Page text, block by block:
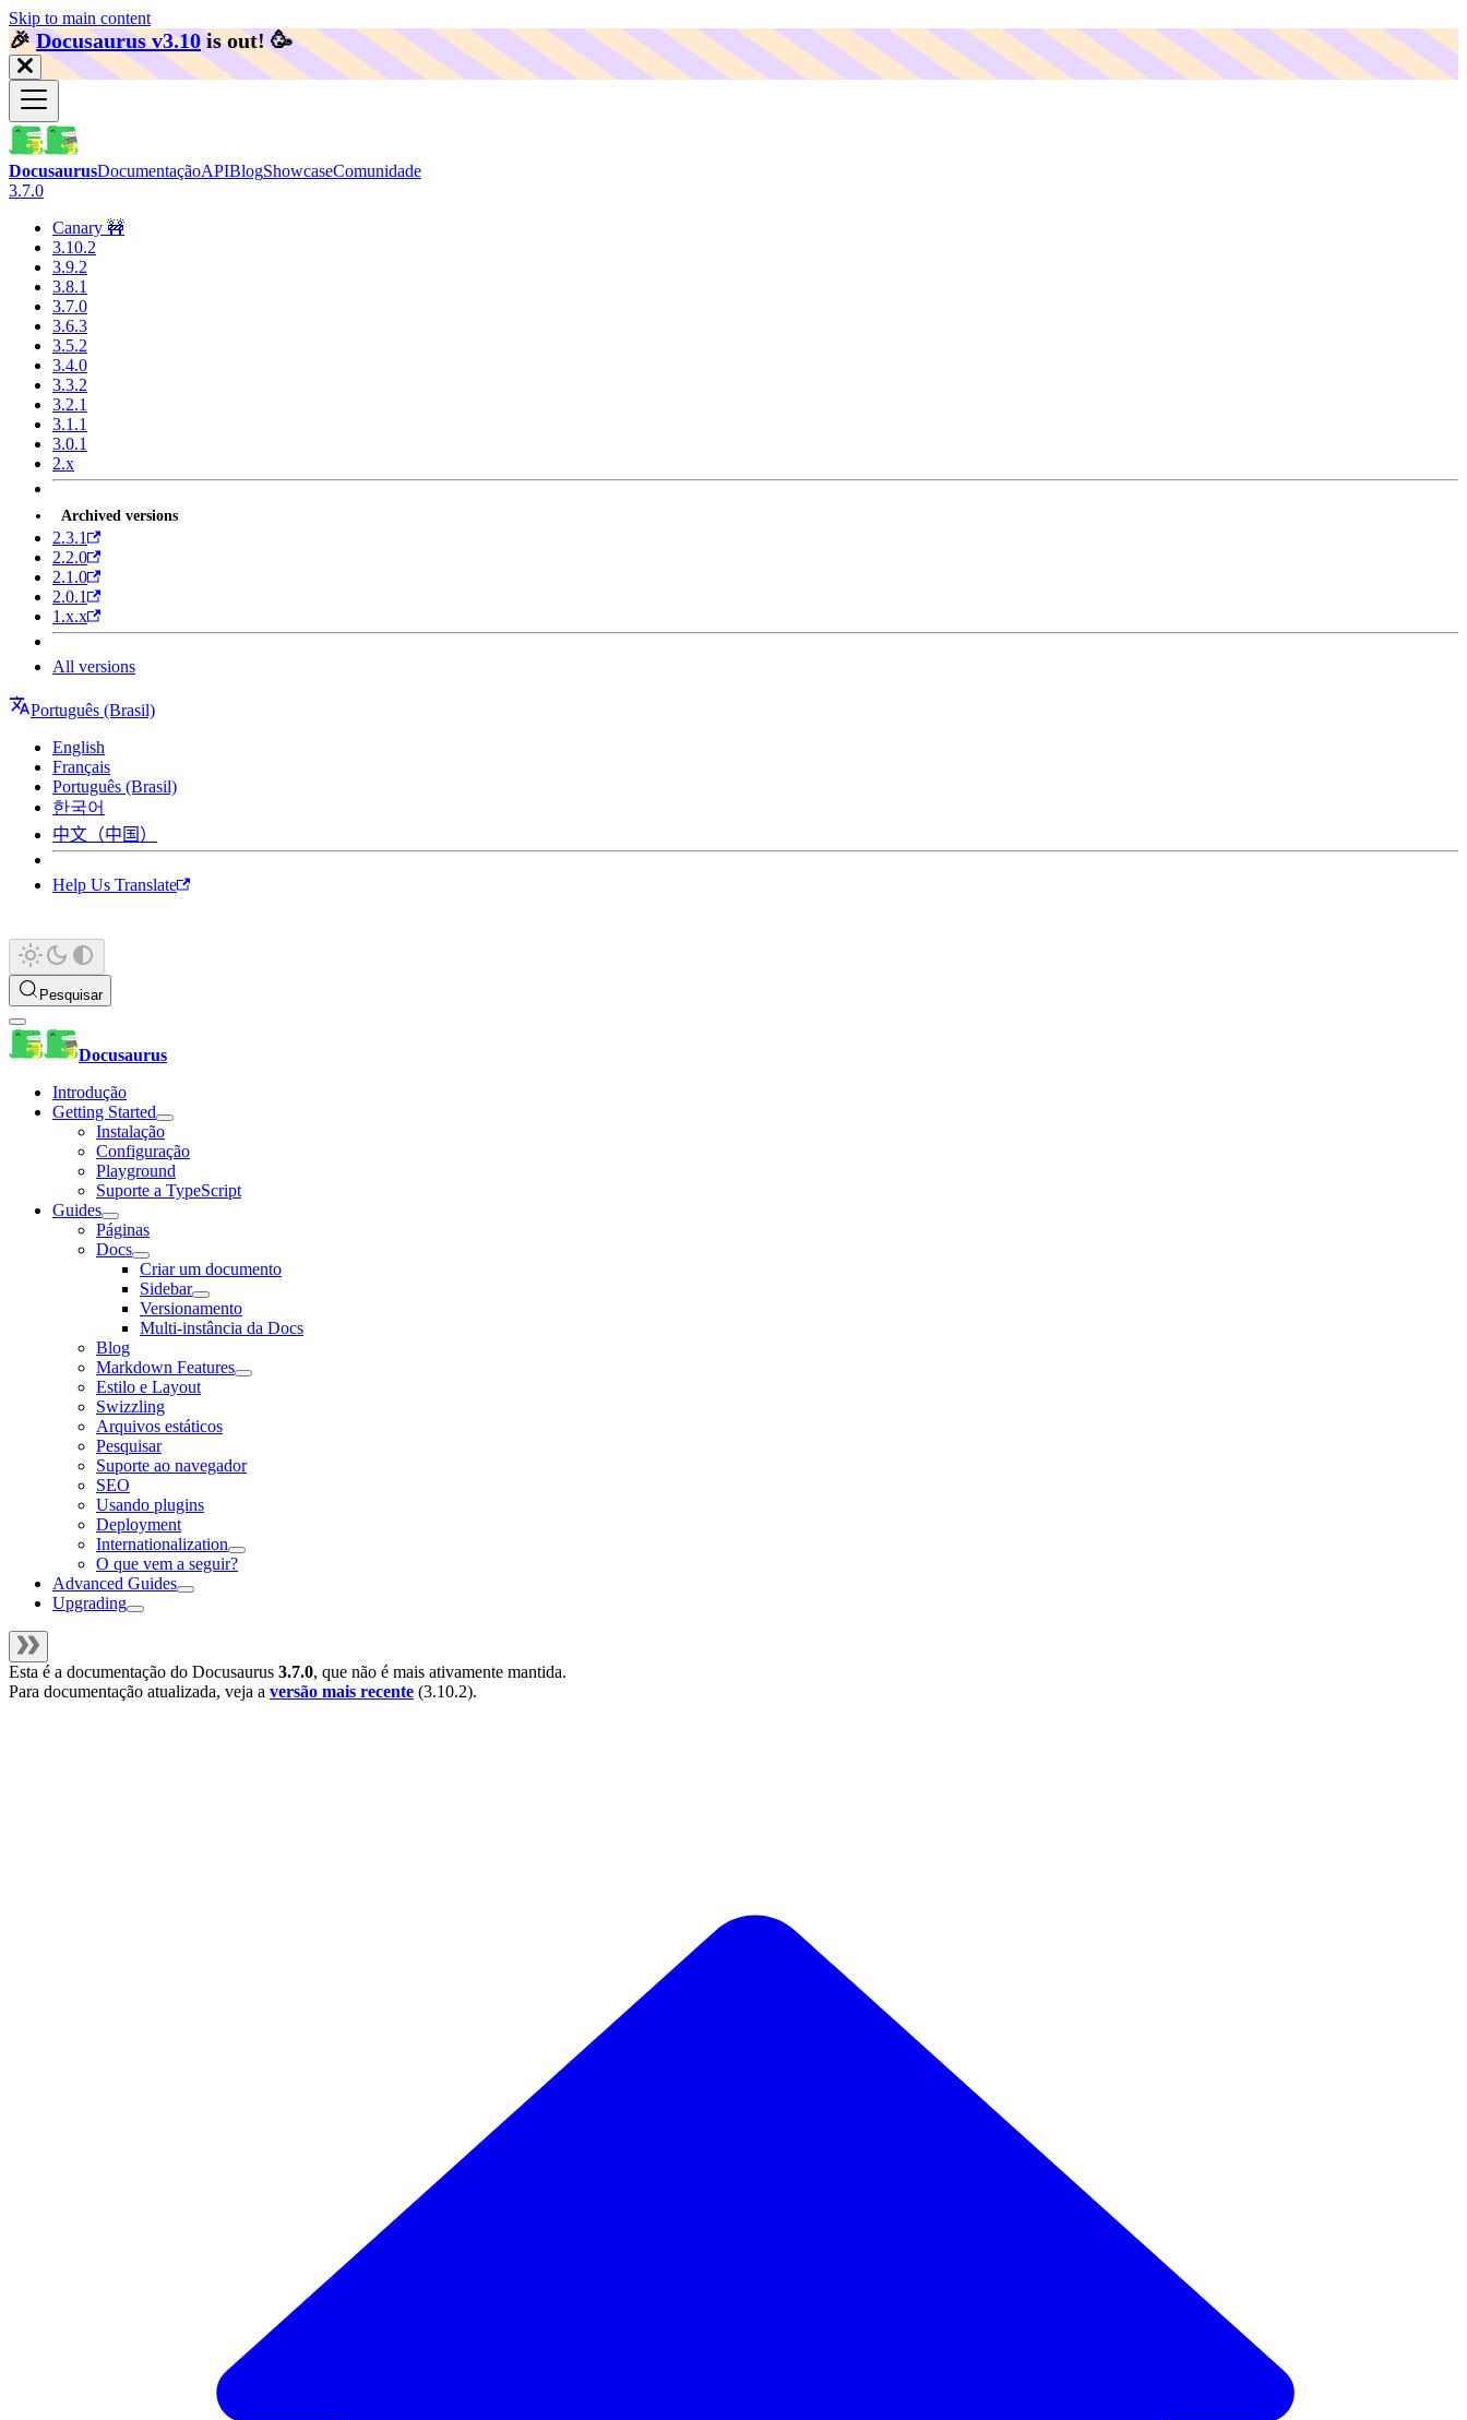
Skip to main content
🎉️Docusaurus v3.10 is out! 🥳️
DocusaurusDocumentaçãoAPIBlogShowcaseComunidade
3.7.0
Canary 🚧
3.10.2
3.9.2
3.8.1
3.7.0
3.6.3
3.5.2
3.4.0
3.3.2
3.2.1
3.1.1
3.0.1
2.x
Archived versions
2.3.1
2.2.0
2.1.0
2.0.1
1.x.x
All versions
Português (Brasil)
English
Français
Português (Brasil)
한국어
中文（中国）
Help Us Translate
Pesquisar
Docusaurus
Introdução
Getting Started
Instalação
Configuração
Playground
Suporte a TypeScript
Guides
Páginas
Docs
Criar um documento
Sidebar
Versionamento
Multi-instância da Docs
Blog
Markdown Features
Estilo e Layout
Swizzling
Arquivos estáticos
Pesquisar
Suporte ao navegador
SEO
Usando plugins
Deployment
Internationalization
O que vem a seguir?
Advanced Guides
Upgrading
Esta é a documentação do Docusaurus 3.7.0, que não é mais ativamente mantida.
Para documentação atualizada, veja a versão mais recente (3.10.2).